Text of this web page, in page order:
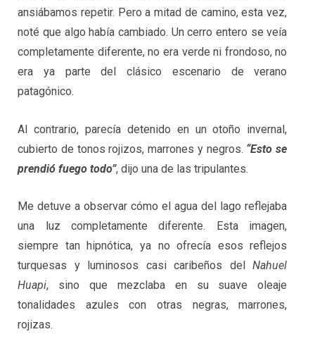
ansiábamos repetir. Pero a mitad de camino, esta vez,
noté que algo había cambiado. Un cerro entero se veía
completamente diferente, no era verde ni frondoso, no
era ya parte del clásico escenario de verano
patagónico.
Al contrario, parecía detenido en un otoño invernal,
cubierto de tonos rojizos, marrones y negros. “Esto se
prendió fuego todo”, dijo una de las tripulantes.
Me detuve a observar cómo el agua del lago reflejaba
una luz completamente diferente. Esta imagen,
siempre tan hipnótica, ya no ofrecía esos reflejos
turquesas y luminosos casi caribeños delNahuel
Huapi, sino que mezclaba en su suave oleaje
tonalidades azules con otras negras, marrones,
rojizas.